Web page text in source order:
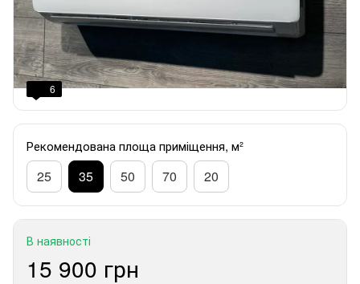
6
Рекомендована площа приміщення, м²
25 35 50 70 20
В наявності
15 900 грн